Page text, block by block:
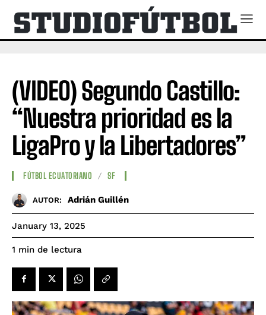
(VIDEO) Segundo Castillo:
“Nuestra prioridad es la
LigaPro y la Libertadores”
FÚTBOL ECUATORIANO SF
AUTOR: Adrián Guillén
January 13, 2025
1 min de lectura